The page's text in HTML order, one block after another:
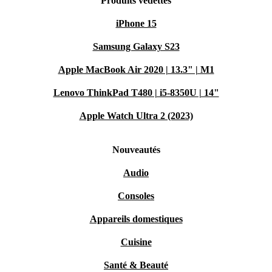
iPhone 15
Samsung Galaxy S23
Apple MacBook Air 2020 | 13.3" | M1
Lenovo ThinkPad T480 | i5-8350U | 14"
Apple Watch Ultra 2 (2023)
Nouveautés
Audio
Consoles
Appareils domestiques
Cuisine
Santé & Beauté